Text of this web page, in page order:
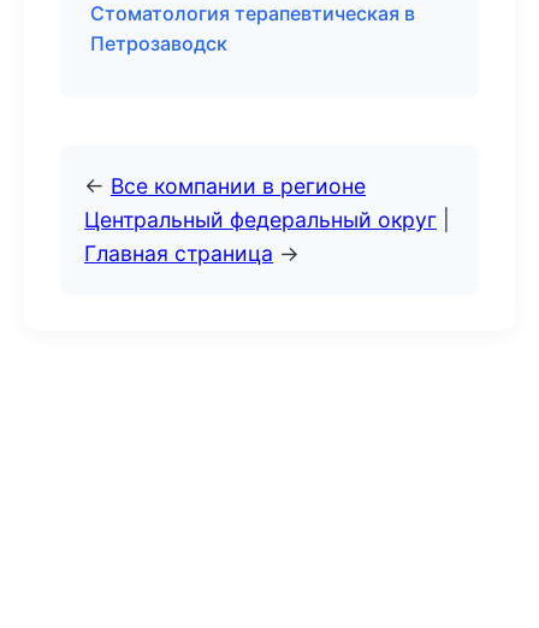
Стоматология терапевтическая в
Петрозаводск
← Все компании в регионе
Центральный федеральный округ
Главная страница →